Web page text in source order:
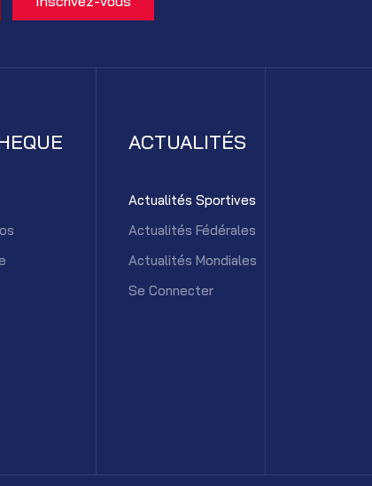
ACTUALITÉS
Actualités Sportives
Actualités Fédérales
Actualités Mondiales
Se Connecter